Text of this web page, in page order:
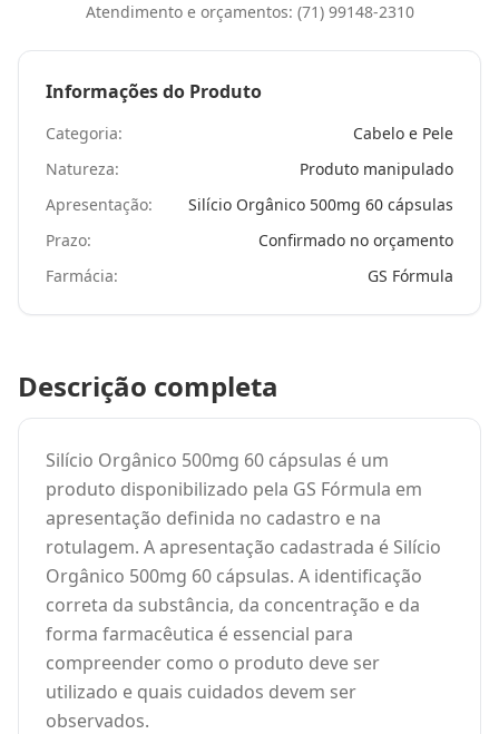
Atendimento e orçamentos: (71) 99148-2310
Informações do Produto
Categoria:
Cabelo e Pele
Natureza:
Produto manipulado
Apresentação:
Silício Orgânico 500mg 60 cápsulas
Prazo:
Confirmado no orçamento
Farmácia:
GS Fórmula
Descrição completa
Silício Orgânico 500mg 60 cápsulas é um
produto disponibilizado pela GS Fórmula em
apresentação definida no cadastro e na
rotulagem. A apresentação cadastrada é Silício
Orgânico 500mg 60 cápsulas. A identificação
correta da substância, da concentração e da
forma farmacêutica é essencial para
compreender como o produto deve ser
utilizado e quais cuidados devem ser
observados.